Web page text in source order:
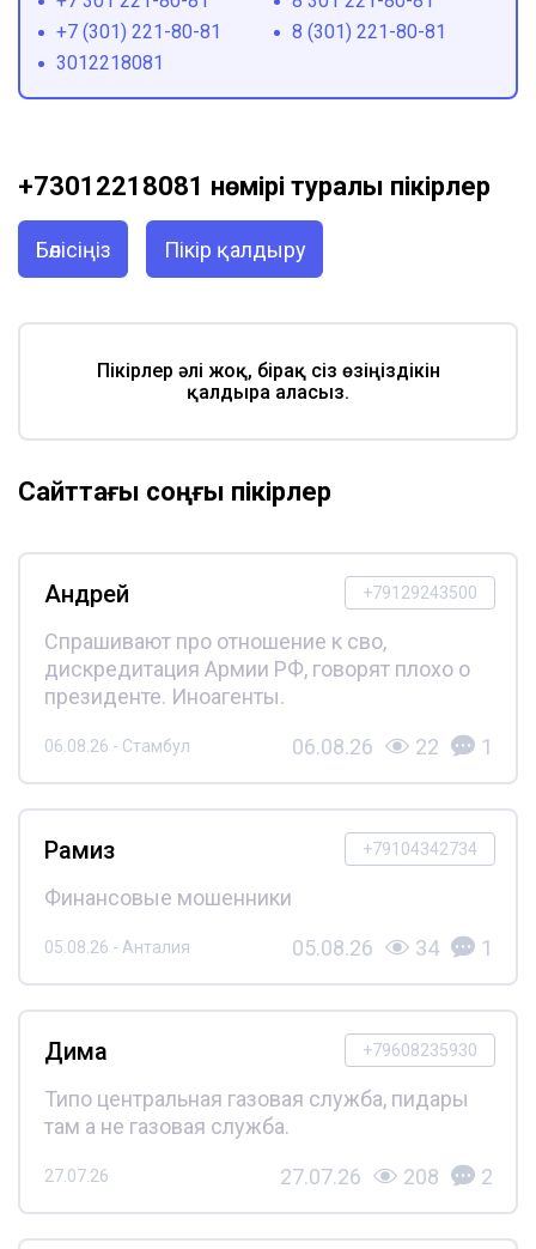
+7 (301) 221-80-81
8 (301) 221-80-81
3012218081
+73012218081 нөмірі туралы пікірлер
Бөлісіңіз Пікір қалдыру
Пікірлер әлі жоқ, бірақ сіз өзіңіздікін
қалдыра аласыз.
Сайттағы соңғы пікірлер
+79129243500
Андрей
Спрашивают про отношение к сво,
дискредитация Армии РФ, говорят плохо о
президенте. Иноагенты.
06.08.26 - Стамбул 06.08.26 22 1
+79104342734
Рамиз
Финансовые мошенники
05.08.26 - Анталия 05.08.26 34 1
+79608235930
Дима
Типо центральная газовая служба, пидары
там а не газовая служба.
27.07.26 27.07.26 208 2